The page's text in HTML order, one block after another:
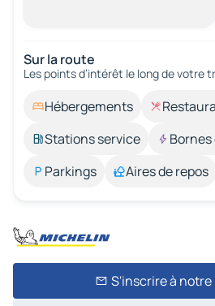
Sur la route
Les points d’intérêt le long de votre
Hébergements
Stations service
Parkings
Aires de repos
S'inscrire à